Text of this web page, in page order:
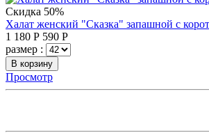
Скидка 50%
Халат женский "Сказка" запашной с
1 180 Р 590 Р
размер :
В корзину
Просмотр